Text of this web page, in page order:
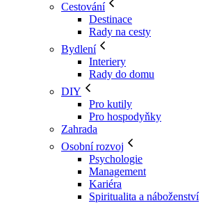
Cestování
Destinace
Rady na cesty
Bydlení
Interiery
Rady do domu
DIY
Pro kutily
Pro hospodyňky
Zahrada
Osobní rozvoj
Psychologie
Management
Kariéra
Spiritualita a náboženství